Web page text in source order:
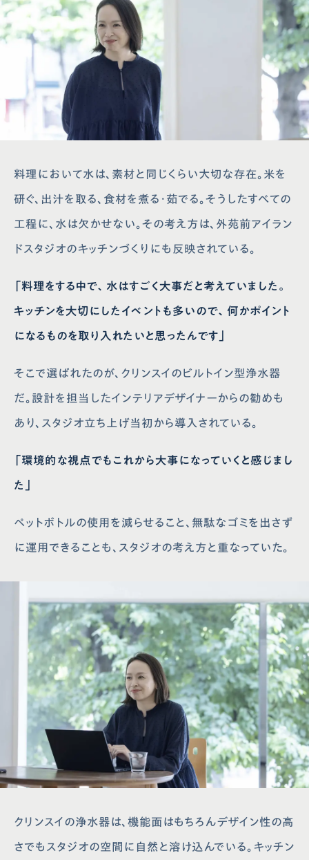
料理において水は、素材と同じくらい大切な存在。米を
研ぐ、出汁を取る、食材を煮る・茹でる。そうしたすべての
工程に、水は欠かせない。その考え方は、外苑前アイラン
ドスタジオのキッチンづくりにも反映されている。
「料理をする中で、水はすごく大事だと考えていました。
キッチンを大切にしたイベントも多いので、何かポイント
になるものを取り入れたいと思ったんです」
そこで選ばれたのが、クリンスイのビルトイン型浄水器
だ。設計を担当したインテリアデザイナーからの勧めも
あり、スタジオ立ち上げ当初から導入されている。
「環境的な視点でもこれから大事になっていくと感じまし
た」
ペットボトルの使用を減らせること、無駄なゴミを出さず
に運用できることも、スタジオの考え方と重なっていた。
クリンスイの浄水器は、機能面はもちろんデザイン性の高
さでもスタジオの空間に自然と溶け込んでいる。キッチン